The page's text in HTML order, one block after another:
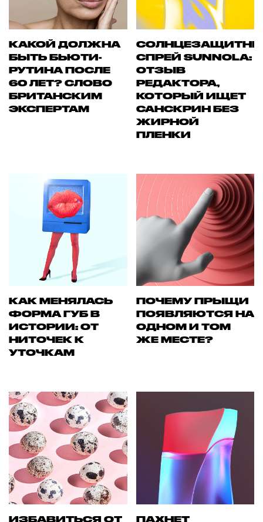
КАКОЙ ДОЛЖНА
БЫТЬ БЬЮТИ-
РУТИНА ПОСЛЕ
60 ЛЕТ? СЛОВО
БРИТАНСКИМ
ЭКСПЕРТАМ
СПРЕЙ SUNNOLA:
ОТЗЫВ
РЕДАКТОРА,
КОТОРЫЙ ИЩЕТ
САНСКРИН БЕЗ
ЖИРНОЙ
ПЛЕНКИ
КАК МЕНЯЛАСЬ
ФОРМА ГУБ В
ИСТОРИИ: ОТ
НИТОЧЕК К
УТОЧКАМ
ПОЧЕМУ ПРЫЩИ
ПОЯВЛЯЮТСЯ НА
ОДНОМ И ТОМ
ЖЕ МЕСТЕ?
ИЗБАВИТЬСЯ ОТ
ПАХНЕТ